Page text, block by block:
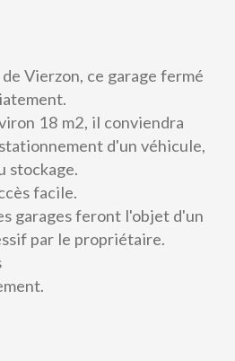
Vierzon, ce garage fermé
18 m2, il conviendra
d'un véhicule,
stockage.
facile.
garages feront l'objet d'un
par le propriétaire.